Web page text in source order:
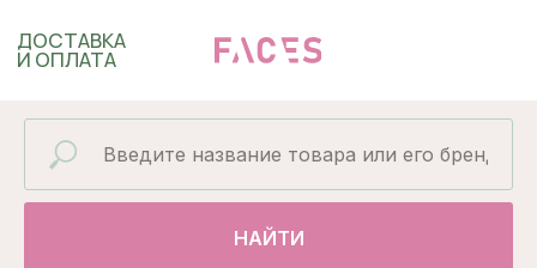
И ОПЛАТА
НАЙТИ